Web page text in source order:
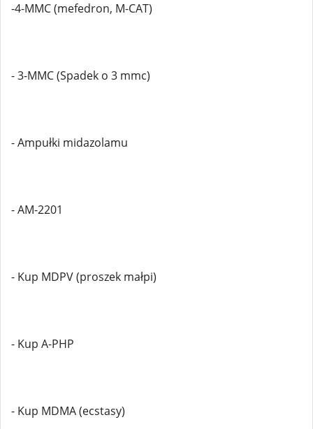
-4-MMC (mefedron, M-CAT)
- 3-MMC (Spadek o 3 mmc)
- Ampułki midazolamu
- AM-2201
- Kup MDPV (proszek małpi)
- Kup A-PHP
- Kup MDMA (ecstasy)